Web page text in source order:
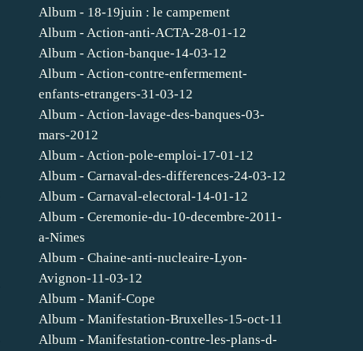
Album - 18-19juin : le campement
Album - Action-anti-ACTA-28-01-12
Album - Action-banque-14-03-12
Album - Action-contre-enfermement-
enfants-etrangers-31-03-12
Album - Action-lavage-des-banques-03-
mars-2012
Album - Action-pole-emploi-17-01-12
Album - Carnaval-des-differences-24-03-12
Album - Carnaval-electoral-14-01-12
Album - Ceremonie-du-10-decembre-2011-
a-Nimes
Album - Chaine-anti-nucleaire-Lyon-
Avignon-11-03-12
Album - Manif-Cope
Album - Manifestation-Bruxelles-15-oct-11
Album - Manifestation-contre-les-plans-d-